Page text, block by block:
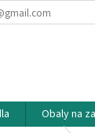
Obaly na